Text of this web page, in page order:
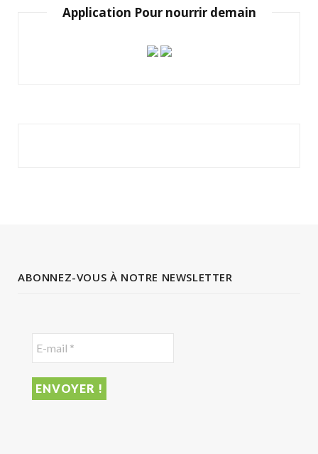
Application Pour nourrir demain
ABONNEZ-VOUS À NOTRE NEWSLETTER